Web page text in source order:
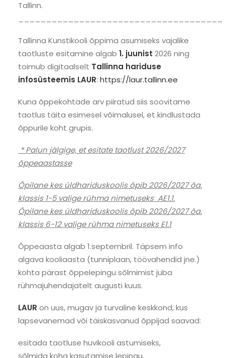
Tallinn.
Tallinna Kunstikooli õppima asumiseks vajalike
taotluste esitamine algab 1. juunist 2026 ning
toimub digitaalselt Tallinna hariduse
infosüsteemis LAUR: https://laur.tallinn.ee
Kuna õppekohtade arv piiratud siis soovitame
taotlus täita esimesel võimalusel, et kindlustada
õppurile koht grupis.
*Palun jälgige, et esitate taotlust 2026/2027
õppeaastasse
Õpilane kes üldhariduskoolis õpib 2026/2027 õa.
klassis 1-5 valige rühma nimetuseks AE1.1.
Õpilane kes üldhariduskoolis õpib 2026/2027 õa.
klassis 6-12 valige rühma nimetuseks E1.1
Õppeaasta algab 1.septembril. Täpsem info
algava kooliaasta (tunniplaan, töövahendid jne.)
kohta pärast õppelepingu sõlmimist juba
rühmajuhendajatelt augusti kuus.
LAUR on uus, mugav ja turvaline keskkond, kus
lapsevanemad või täiskasvanud õppijad saavad:
esitada taotluse huvikooli astumiseks,
sõlmida koha kasutamise lepingu,